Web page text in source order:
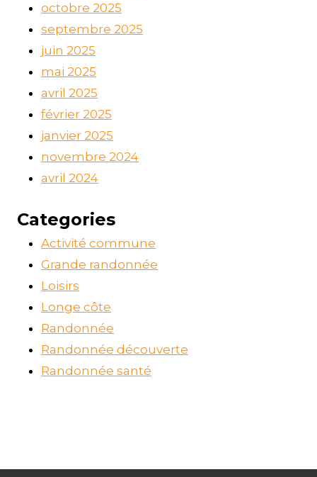
octobre 2025
septembre 2025
juin 2025
mai 2025
avril 2025
février 2025
janvier 2025
novembre 2024
avril 2024
Categories
Activité commune
Grande randonnée
Loisirs
Longe côte
Randonnée
Randonnée découverte
Randonnée santé